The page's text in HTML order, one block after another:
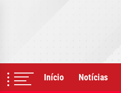
Início Notícias